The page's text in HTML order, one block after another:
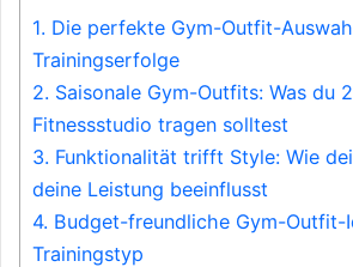
1. Die perfekte Gym-Outfit-
Trainingserfolge
2. Saisonale Gym-Outfits: Was du
Fitnessstudio tragen solltest
3. Funktionalität trifft Style: Wie
deine Leistung beeinflusst
4. Budget-freundliche Gym-Outfit-
Trainingstyp